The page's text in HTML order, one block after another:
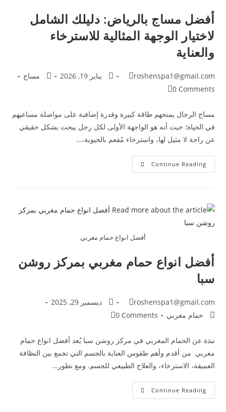
أفضل مساج بالرياض: دليلك الشامل
لاختيار الوجهة المثالية للاسترخاء
والعناية
roshenspa1@gmail.com يناير 19, 2026
مساج
0 Comments
مساج الرجال يمنحهم طاقة كبيرة وقدرة إضافية على مواصلة مساعيهم
في الحياة؛ حيث أنه هو الواجهة الأولى لكل رجل يبحث بشكل حقيقي
عن راحة لا مثيل لها، واسترخاء مُفعم بالحيوية،…
Continue Reading
أفضل انواع حمام مغربي
أفضل انواع حمام مغربي بمركز روشن
سبا
roshenspa1@gmail.com
ديسمبر 29, 2025
حمام مغربي
0 Comments
نبذة عن الحمام المغربي في مركز روشن سبا يُعد أفضل انواع حمام
مغربي من أقدم وأهم طقوس العناية بالجسم التي تجمع بين النظافة
العميقة، الاسترخاء، والعلاج الطبيعي للجسم. ومع تطور…
Continue Reading